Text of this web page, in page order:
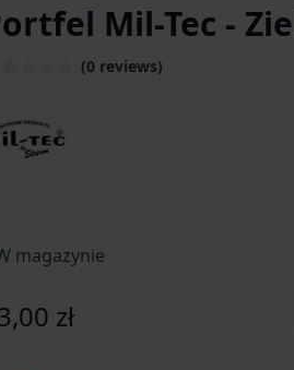
Mil-Tec -
(0 reviews)
magazynie
zł